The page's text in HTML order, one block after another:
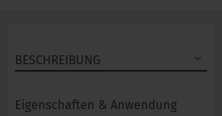
BESCHREIBUNG
Eigenschaften & Anwendung